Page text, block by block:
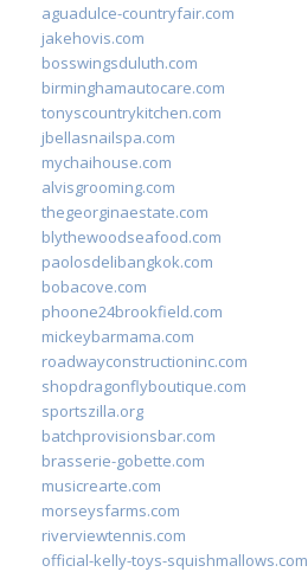
aguadulce-countryfair.com
jakehovis.com
bosswingsduluth.com
birminghamautocare.com
tonyscountrykitchen.com
jbellasnailspa.com
mychaihouse.com
alvisgrooming.com
thegeorginaestate.com
blythewoodseafood.com
paolosdelibangkok.com
bobacove.com
phoone24brookfield.com
mickeybarmama.com
roadwayconstructioninc.com
shopdragonflyboutique.com
sportszilla.org
batchprovisionsbar.com
brasserie-gobette.com
musicrearte.com
morseysfarms.com
riverviewtennis.com
official-kelly-toys-squishmallows.com